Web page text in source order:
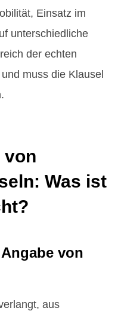
Einsatz im
unterschiedliche
der echten
muss die Klausel
von
Was ist
von
aus